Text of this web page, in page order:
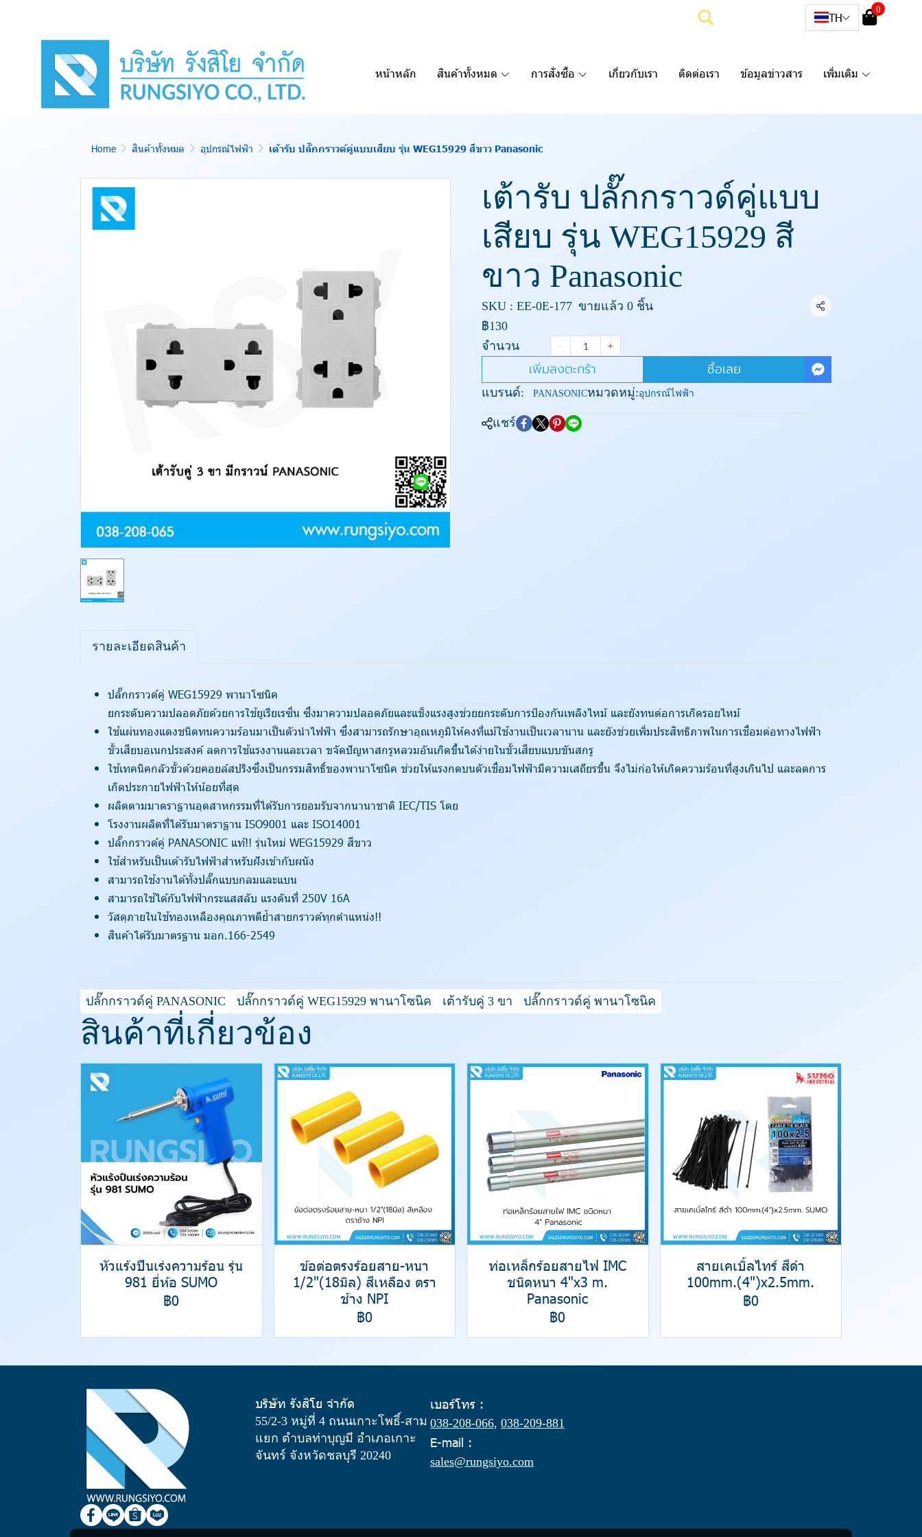
TH
0
หน้าหลัก สินค้าทั้งหมด การสั่งซื้อ เกี่ยวกับเรา ติดต่อเรา ข้อมูลข่าวสาร เพิ่มเติม
Home สินค้าทั้งหมด อุปกรณ์ไฟฟ้า เต้ารับ ปลั๊กกราวด์คู่แบบเสียบ รุ่น WEG15929 สีขาว Panasonic
เต้ารับ ปลั๊กกราวด์คู่แบบ
เสียบ รุ่น WEG15929 สี
ขาว Panasonic
SKU : EE-0E-177 ขายแล้ว 0 ชิ้น แชร์
฿130
จำนวน
เพิ่มลงตะกร้า ซื้อเลย
แบรนด์: PANASONICหมวดหมู่:อุปกรณ์ไฟฟ้า
แชร์
รายละเอียดสินค้า
ปลั๊กกราวด์คู่ WEG15929 พานาโซนิค
ยกระดับความปลอดภัยด้วยการใช้ยูเรียเรซิ่น ซึ่งมาความปลอดภัยและแข็งแรงสูงช่วยยกระดับการป้องกันเพลิงไหม้ และยังทนต่อการเกิดรอยไหม้
ใช้แผ่นทองแดงชนิดทนความร้อนมาเป็นตัวนำไฟฟ้า ซึ่งสามารถรักษาอุณหภูมิให้คงที่แม้ใช้งานเป็นเวลานาน และยังช่วยเพิ่มประสิทธิภาพในการเชื่อมต่อทางไฟฟ้า
ขั้วเสียบอเนกประสงค์ ลดการใช้แรงงานและเวลา ขจัดปัญหาสกรูหลวมอันเกิดขึ้นได้ง่ายในขั้วเสียบแบบขันสกรู
ใช้เทคนิคกลัวขั้วด้วยคอยล์สปริงซึ่งเป็นกรรมสิทธิ์ของพานาโซนิค ช่วยให้แรงกดบนตัวเชื่อมไฟฟ้ามีความเสถียรขึ้น จึงไม่ก่อให้เกิดความร้อนที่สูงเกินไป และลดการ
เกิดประกายไฟฟ้าให้น้อยที่สุด
ผลิตตามมาตราฐานอุตสาหกรรมที่ได้รับการยอมรับจากนานาชาติ IEC/TIS โดย
โรงงานผลิตที่ได้รับมาตราฐาน ISO9001 และ ISO14001
ปลั๊กกราวด์คู่ PANASONIC แท้!! รุ่นใหม่ WEG15929 สีขาว
ใช้สำหรับเป็นเต้ารับไฟฟ้าสำหรับฝังเข้ากับผนัง
สามารถใช้งานได้ทั้งปลั๊กแบบกลมและแบน
สามารถใช้ได้กับไฟฟ้ากระแสสลับ แรงดันที่ 250V 16A
วัสดุภายในใช้ทองเหลืองคุณภาพดีย้ำสายกราวด์ทุกตำแหน่ง!!
สินค้าได้รับมาตรฐาน มอก.166-2549
ปลั๊กกราวด์คู่ PANASONIC ปลั๊กกราวด์คู่ WEG15929 พานาโซนิค เต้ารับคู่ 3 ขา ปลั๊กกราวด์คู่ พานาโซนิค
สินค้าที่เกี่ยวข้อง
หัวแร้งปืนเร่งความร้อน รุ่น
981 ยี่ห้อ SUMO
฿0
ข้อต่อตรงร้อยสาย-หนา
1/2"(18มิล) สีเหลือง ตรา
ช้าง NPI
฿0
ท่อเหล็กร้อยสายไฟ IMC
ชนิดหนา 4"x3 m.
Panasonic
฿0
สายเคเบิ้ลไทร์ สีดำ
100mm.(4")x2.5mm.
฿0
บริษัท รังสิโย จำกัด
55/2-3 หมู่ที่ 4 ถนนเกาะโพธิ์-สาม
แยก ตำบลท่าบุญมี อำเภอเกาะ
จันทร์ จังหวัดชลบุรี 20240
เบอร์โทร :
038-208-066, 038-209-881
E-mail :
sales@rungsiyo.com